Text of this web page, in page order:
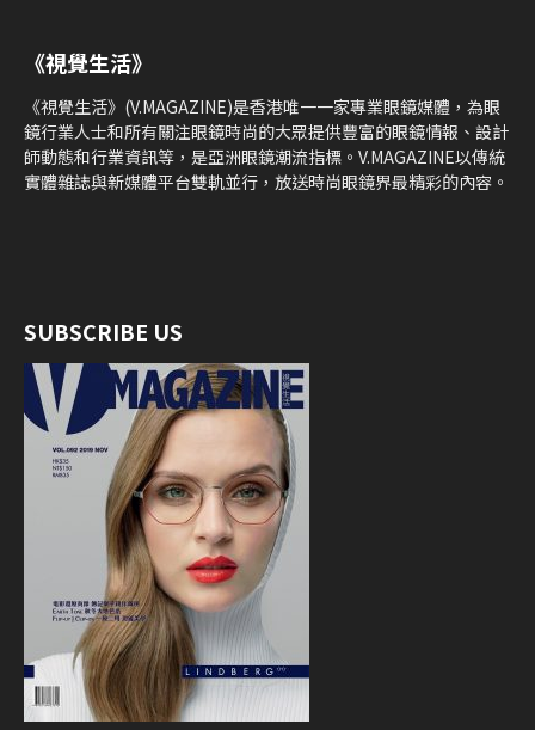
《視覺生活》
《視覺生活》(V.MAGAZINE)是香港唯一一家專業眼鏡媒體，為眼
鏡行業人士和所有關注眼鏡時尚的大眾提供豐富的眼鏡情報、設計
師動態和行業資訊等，是亞洲眼鏡潮流指標。V.MAGAZINE以傳統
實體雜誌與新媒體平台雙軌並行，放送時尚眼鏡界最精彩的內容。
SUBSCRIBE US